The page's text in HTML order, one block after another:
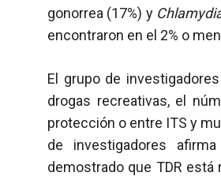
gonorrea (17%) y
encontraron en el 2% o
El grupo de
drogas recreativas, el
protección o entre ITS y
de investigadores
demostrado que TDR